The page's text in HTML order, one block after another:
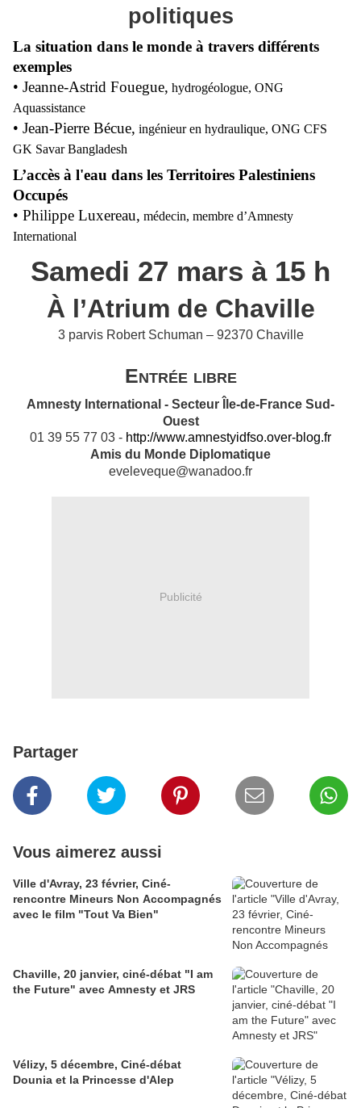
politiques
La situation dans le monde à travers différents
exemples
• Jeanne-Astrid Fouegue, hydrogéologue, ONG
Aquassistance
• Jean-Pierre Bécue, ingénieur en hydraulique, ONG CFS
GK Savar Bangladesh
L’accès à l'eau dans les Territoires Palestiniens
Occupés
• Philippe Luxereau, médecin, membre d’Amnesty
International
Samedi 27 mars à 15 h
À l’Atrium de Chaville
3 parvis Robert Schuman – 92370 Chaville
Entrée libre
Amnesty International - Secteur Île-de-France Sud-
Ouest
01 39 55 77 03 - http://www.amnestyidfso.over-blog.fr
Amis du Monde Diplomatique
eveleveque@wanadoo.fr
Publicité
Partager
Vous aimerez aussi
Ville d'Avray, 23 février, Ciné-
rencontre Mineurs Non Accompagnés
avec le film "Tout Va Bien"
Chaville, 20 janvier, ciné-débat "I am
the Future" avec Amnesty et JRS
Vélizy, 5 décembre, Ciné-débat
Dounia et la Princesse d'Alep